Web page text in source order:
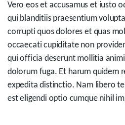
Vero eos et accusamus et iusto
qui blanditiis praesentium
corrupti quos dolores et quas
occaecati cupiditate non
qui officia deserunt mollitia
dolorum fuga. Et harum quidem
expedita distinctio. Nam libero
est eligendi optio cumque nihil